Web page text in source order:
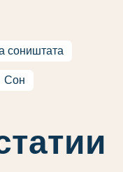
соништата
Сон